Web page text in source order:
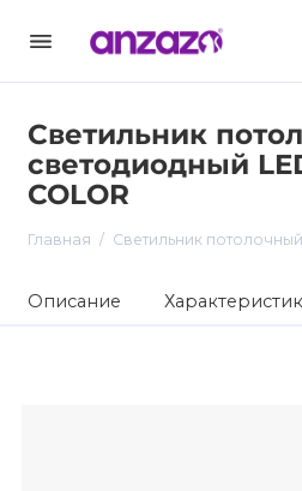
Светильник
светодиодный
COLOR
Главная Светильник
Описание